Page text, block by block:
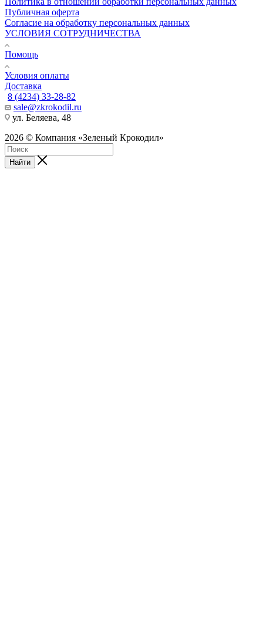
Публичная оферта
Согласие на обработку персональных данных
УСЛОВИЯ СОТРУДНИЧЕСТВА
Помощь
Условия оплаты
Доставка
8 (4234) 33-28-82
sale@zkrokodil.ru
ул. Беляева, 48
2026 © Компания «Зеленый Крокодил»
Найти